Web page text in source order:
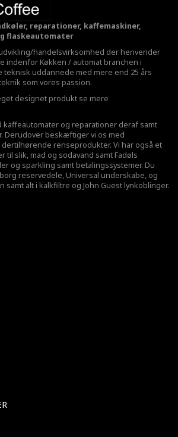
reparationer, kaffemaskiner,
flaskeautomater
handelsvirksomhed der henvender
indenfor Køkken / automat branchen i
teknisk uddannede med mere end 25 års
som vores passion.
designet produkt se mere
og reparationer deraf samt
Derudover beskæftiger vi os med
renseprodukter. Vi har også et
til slik, mad og sodavand samt Fadøls
og sparkling samt betalingssystemer. Du
reservedele, Universal underskabe, og
samt alt i kalkfiltre og John Guest lynkoblinger.